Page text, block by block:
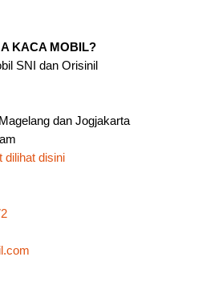
KACA MOBIL?
SNI dan Orisinil
dan Jogjakarta
dilihat disini